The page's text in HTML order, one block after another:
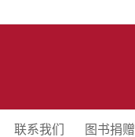
联系我们 图书捐赠